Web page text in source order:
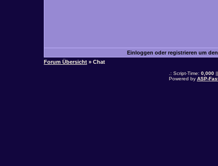
Einloggen oder registrieren um
Forum Übersicht » Chat
.: Script-Time: 0,000||
Powered by ASP-